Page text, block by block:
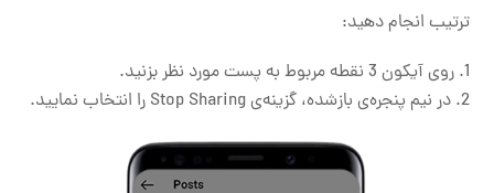
ترتیب انجام دهید:
روی آیکون 3 نقطه مربوط به پست مورد نظر بزنید.
در نیم پنجره‌ی بازشده، گزینه‌ی Stop Sharing را انتخاب نمایید.